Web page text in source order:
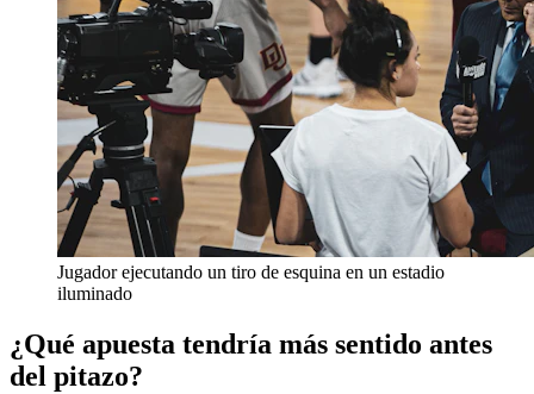
Jugador ejecutando un tiro de esquina en un estadio
iluminado
¿Qué apuesta tendría más sentido antes
del pitazo?